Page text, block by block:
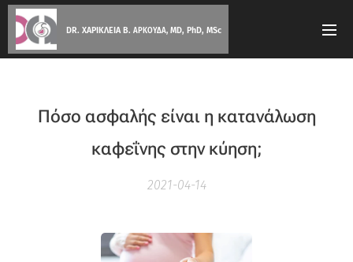
DR. ΧΑΡΙΚΛΕΙΑ Β. ΑΡΚΟΥΔΑ, MD, PhD, MSc
Πόσο ασφαλής είναι η κατανάλωση
καφεΐνης στην κύηση;
2021-04-14